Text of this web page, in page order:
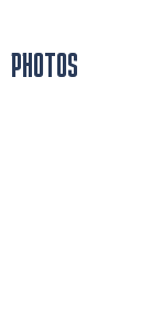
PHOTOS